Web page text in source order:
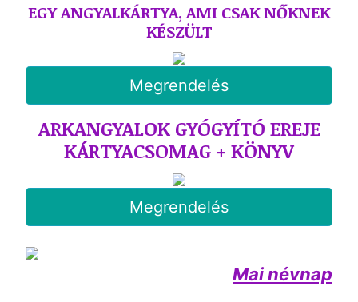
EGY ANGYALKÁRTYA, AMI CSAK NŐKNEK
KÉSZÜLT
Megrendelés
ARKANGYALOK GYÓGYÍTÓ EREJE
KÁRTYACSOMAG + KÖNYV
Megrendelés
Mai névnap